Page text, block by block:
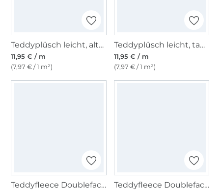
Teddyplüsch leicht, altrosa
11,95 € / m
(7,97 € / 1 m²)
Teddyplüsch leicht, taubenblau
11,95 € / m
(7,97 € / 1 m²)
Teddyfleece Doubleface, olivgrün Teddyfleece Doubleface, graublau